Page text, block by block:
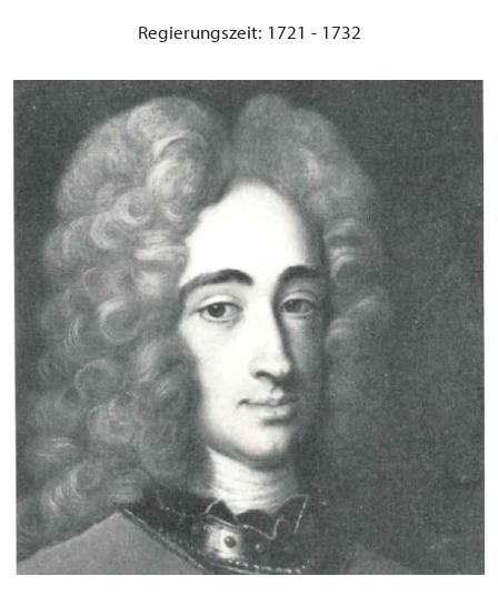
Regierungszeit: 1721 - 1732